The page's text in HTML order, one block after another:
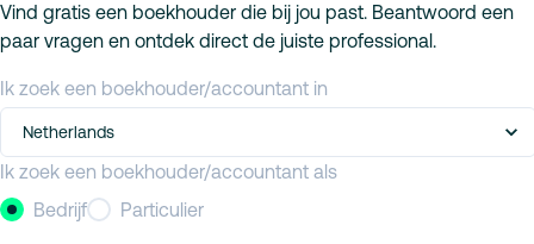
Vind gratis een boekhouder die bij jou past. Beantwoord een
paar vragen en ontdek direct de juiste professional.
Ik zoek een boekhouder/accountant in
Netherlands
Ik zoek een boekhouder/accountant als
Bedrijf
Particulier